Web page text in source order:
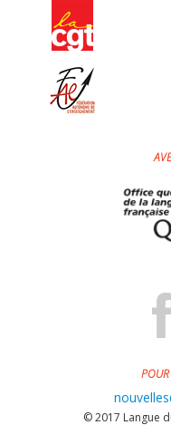
© 2017 Langue